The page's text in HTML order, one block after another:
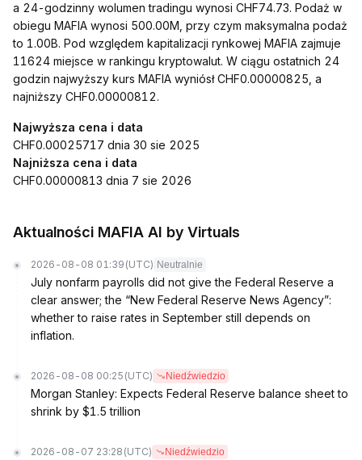
a 24-godzinny wolumen tradingu wynosi CHF74.73. Podaż w
obiegu MAFIA wynosi 500.00M, przy czym maksymalna podaż
to 1.00B. Pod względem kapitalizacji rynkowej MAFIA zajmuje
11624 miejsce w rankingu kryptowalut. W ciągu ostatnich 24
godzin najwyższy kurs MAFIA wyniósł CHF0.00000825, a
najniższy CHF0.00000812.
Najwyższa cena i data
CHF0.00025717 dnia 30 sie 2025
Najniższa cena i data
CHF0.00000813 dnia 7 sie 2026
Aktualności MAFIA AI by Virtuals
2026-08-08 01:39 (UTC) Neutralnie
July nonfarm payrolls did not give the Federal Reserve a
clear answer; the “New Federal Reserve News Agency”:
whether to raise rates in September still depends on
inflation.
2026-08-08 00:25 (UTC) Niedźwiedzio
Morgan Stanley: Expects Federal Reserve balance sheet to
shrink by $1.5 trillion
2026-08-07 23:28 (UTC) Niedźwiedzio